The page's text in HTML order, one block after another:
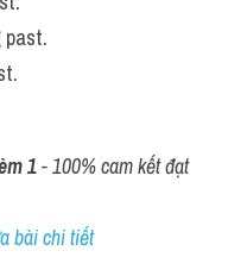
past.
1 - 100% cam kết đạt
bài chi tiết